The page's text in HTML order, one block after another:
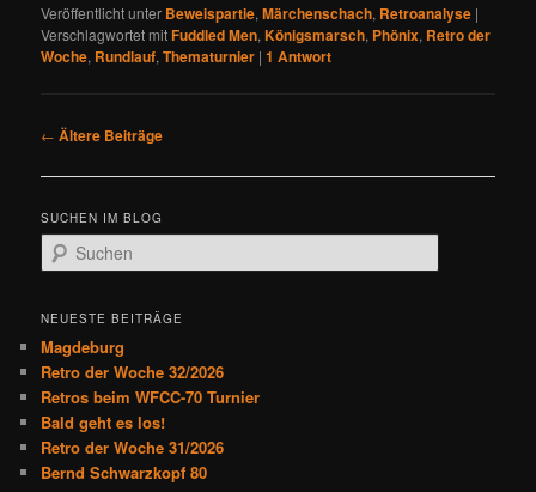
Veröffentlicht unter Beweispartie,Märchenschach, Retroanalyse |
Verschlagwortet mitFuddled Men,Königsmarsch, Phönix, Retro der
Woche, Rundlauf,Thematurnier |1 Antwort
B
i
r
a
v
i
g
a
t
← Ältere Beiträge
SUCHEN IM BLOG
u
h
n
NEUESTE BEITRÄGE
Magdeburg
Retro der Woche 32/2026
Retros beim WFCC-70 Turnier
Bald geht es los!
Retro der Woche 31/2026
Bernd Schwarzkopf 80